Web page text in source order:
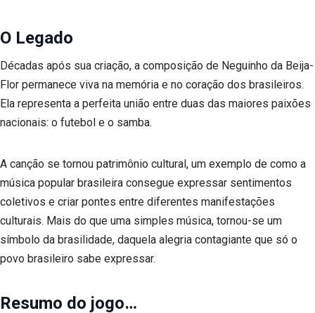
O Legado
Décadas após sua criação, a composição de Neguinho da Beija-
Flor permanece viva na memória e no coração dos brasileiros.
Ela representa a perfeita união entre duas das maiores paixões
nacionais: o futebol e o samba.
A canção se tornou patrimônio cultural, um exemplo de como a
música popular brasileira consegue expressar sentimentos
coletivos e criar pontes entre diferentes manifestações
culturais. Mais do que uma simples música, tornou-se um
símbolo da brasilidade, daquela alegria contagiante que só o
povo brasileiro sabe expressar.
Resumo do jogo…